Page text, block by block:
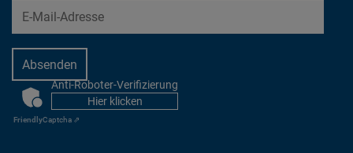
EMail
CAPTCHAAnti-Roboter-Verifizierung
Hier klicken
FriendlyCaptcha ⇗